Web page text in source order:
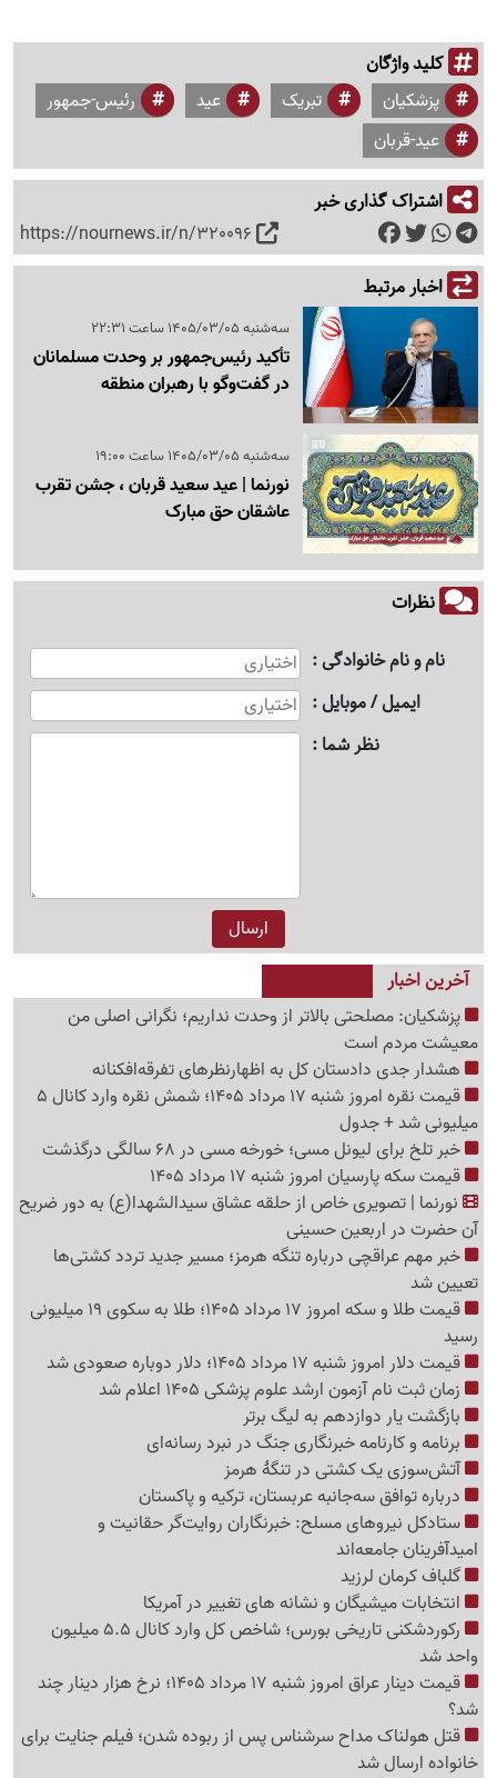
کلید واژگان
پزشکیان تبریک عید
رئیس-جمهور
عید-قربان
اشتراک گذاری خبر
https://nournews.ir/n/320096
اخبار مرتبط
سه‌شنبه 1405/03/05 ساعت 22:31
تأکید رئیس‌جمهور بر وحدت مسلمانان
در گفت‌وگو با رهبران منطقه
سه‌شنبه 1405/03/05 ساعت 19:00
نورنما | عید سعید قربان ، جشن تقرب
عاشقان حق مبارک
نظرات
نام و نام خانوادگی
ایمیل / موبایل
نظر شما
آخرین اخبار
پزشکیان: مصلحتی بالاتر از وحدت نداریم؛ نگرانی اصلی من
معیشت مردم است
هشدار جدی دادستان کل به اظهارنظرهای تفرقه‌افکنانه
قیمت نقره امروز شنبه 17 مرداد 1405؛ شمش نقره وارد کانال 5
میلیونی شد + جدول
خبر تلخ برای لیونل مسی؛ خورخه مسی در 68 سالگی درگذشت
قیمت سکه پارسیان امروز شنبه 17 مرداد 1405
نورنما | تصویری خاص از حلقه عشاق سیدالشهدا(ع) به دور ضریح
آن حضرت در اربعین حسینی
خبر مهم عراقچی درباره تنگه هرمز؛ مسیر جدید تردد کشتی‌ها
تعیین شد
قیمت طلا و سکه امروز 17 مرداد 1405؛ طلا به سکوی 19 میلیونی
رسید
قیمت دلار امروز شنبه 17 مرداد 1405؛ دلار دوباره صعودی شد
زمان ثبت نام آزمون ارشد علوم پزشکی 1405 اعلام شد
بازگشت یار دوازدهم به لیگ برتر
برنامه و کارنامه خبرنگاری جنگ در نبرد رسانه‌ای
آتش‌سوزی یک کشتی در تنگهٔ هرمز
درباره توافق سه‌جانبه عربستان، ترکیه و پاکستان
ستادکل نیروهای مسلح: خبرنگاران روایت‌گر حقانیت و
امیدآفرینان جامعه‌اند
گلباف کرمان لرزید
انتخابات میشیگان و نشانه های تغییر در آمریکا
رکوردشکنی تاریخی بورس؛ شاخص کل وارد کانال 5.5 میلیون
واحد شد
قیمت دینار عراق امروز شنبه 17 مرداد 1405؛ نرخ هزار دینار چند
شد؟
قتل هولناک مداح سرشناس پس از ربوده شدن؛ فیلم جنایت برای
خانواده ارسال شد